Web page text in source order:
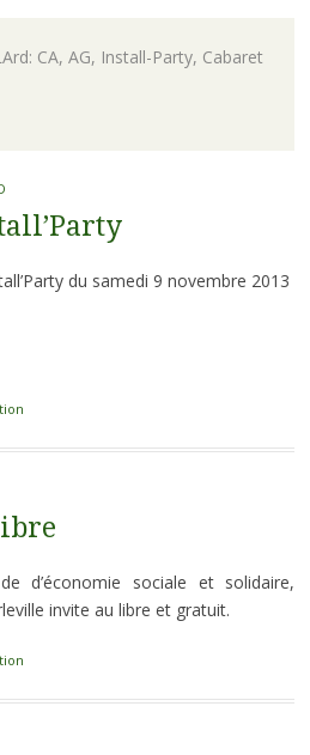
CA, AG, Install-Party, Cabaret
du samedi 9 novembre 2013
d’économie sociale et solidaire,
invite au libre et gratuit.